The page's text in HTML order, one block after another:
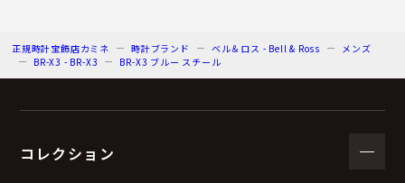
正規時計宝飾店カミネ 時計ブランド ベル＆ロス - Bell & Ross
メンズ
BR-X3 - BR-X3
BR-X3 ブルー スチール
コレクション